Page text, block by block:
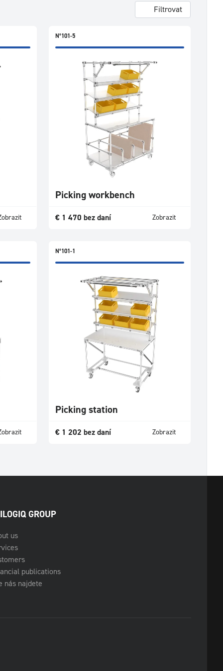
Filtrovat
N°101-5
Picking workbench
€1 470 bez daní Zobrazit
N°101-1
Picking station
€1 202 bez daní Zobrazit
GROUP
us
publications
nás najdete